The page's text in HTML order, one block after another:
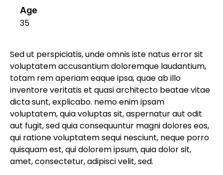
Age
35
Sed ut perspiciatis, unde omnis iste natus error sit
voluptatem accusantium doloremque laudantium,
totam rem aperiam eaque ipsa, quae ab illo
inventore veritatis et quasi architecto beatae vitae
dicta sunt, explicabo. nemo enim ipsam
voluptatem, quia voluptas sit, aspernatur aut odit
aut fugit, sed quia consequuntur magni dolores eos,
qui ratione voluptatem sequi nesciunt, neque porro
quisquam est, qui dolorem ipsum, quia dolor sit,
amet, consectetur, adipisci velit, sed.